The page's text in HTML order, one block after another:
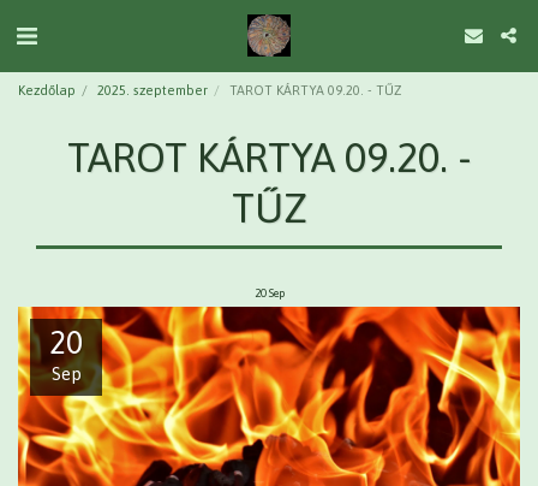
Kezdőlap 2025. szeptember TAROT KÁRTYA 09.20. - TŰZ
TAROT KÁRTYA 09.20. -
TŰZ
20Sep
20
Sep